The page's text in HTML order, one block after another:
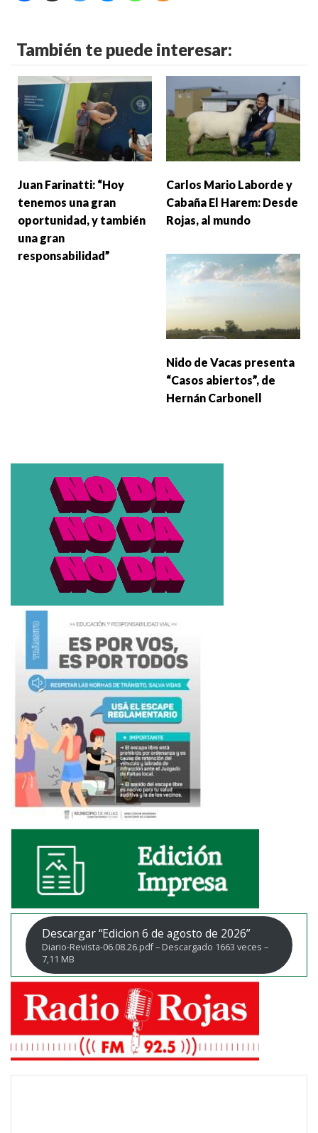
También te puede interesar:
Juan Farinatti: “Hoy
tenemos una gran
oportunidad, y también
una gran
responsabilidad”
Carlos Mario Laborde y
Cabaña El Harem: Desde
Rojas, al mundo
Nido de Vacas presenta
“Casos abiertos”, de
Hernán Carbonell
Descargar “Edicion 6 de agosto de 2026”
Diario-Revista-06.08.26.pdf – Descargado 1663 veces –
7,11 MB